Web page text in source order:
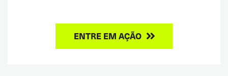
ENTRE EM AÇÃO